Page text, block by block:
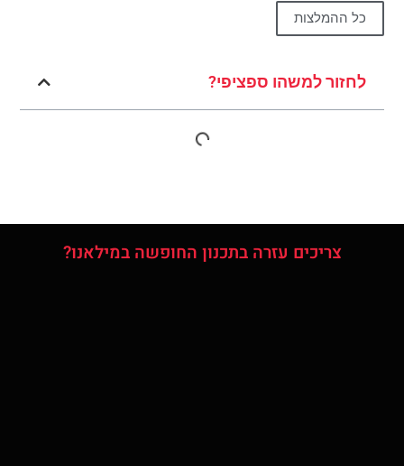
כל ההמלצות
לחזור למשהו ספציפי?
צריכים עזרה בתכנון החופשה במילאנו?